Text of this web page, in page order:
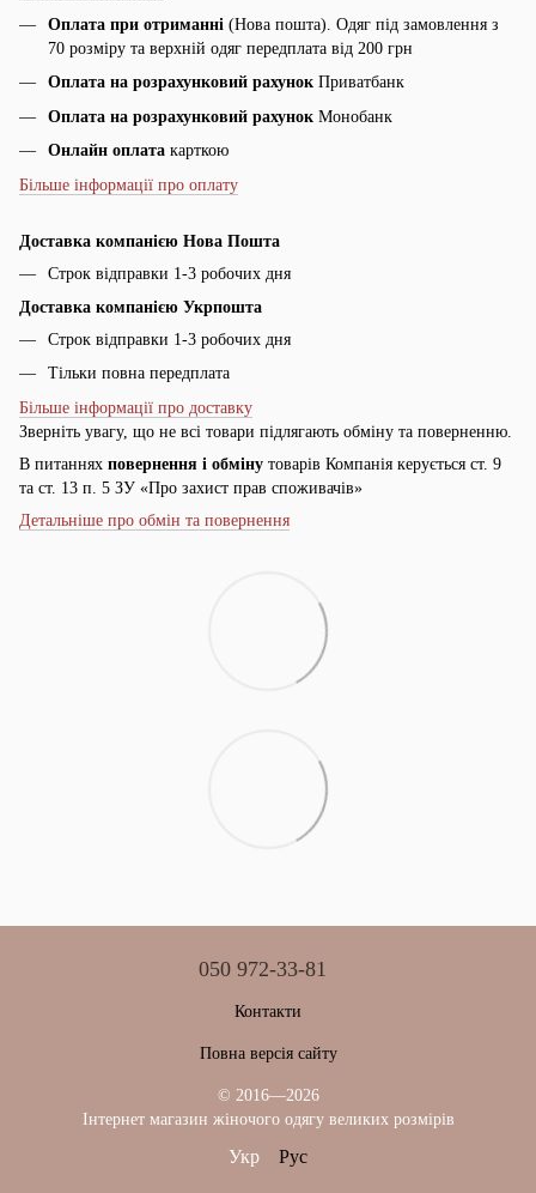
Оплата при отриманні (Нова пошта). Одяг під замовлення з
70 розміру та верхній одяг передплата від 200 грн
Оплата на розрахунковий рахунок Приватбанк
Оплата на розрахунковий рахунок Монобанк
Онлайн оплата карткою
Більше інформації про оплату
Доставка компанією Нова Пошта
Строк відправки 1-3 робочих дня
Доставка компанією Укрпошта
Строк відправки 1-3 робочих дня
Тільки повна передплата
Більше інформації про доставку
Зверніть увагу, що не всі товари підлягають обміну та поверненню.
В питаннях повернення і обміну товарів Компанія керується ст. 9
та ст. 13 п. 5 ЗУ «Про захист прав споживачів»
Детальніше про обмін та повернення
050 972-33-81
Контакти
Повна версія сайту
© 2016—2026
Інтернет магазин жіночого одягу великих розмірів
Укр Рус